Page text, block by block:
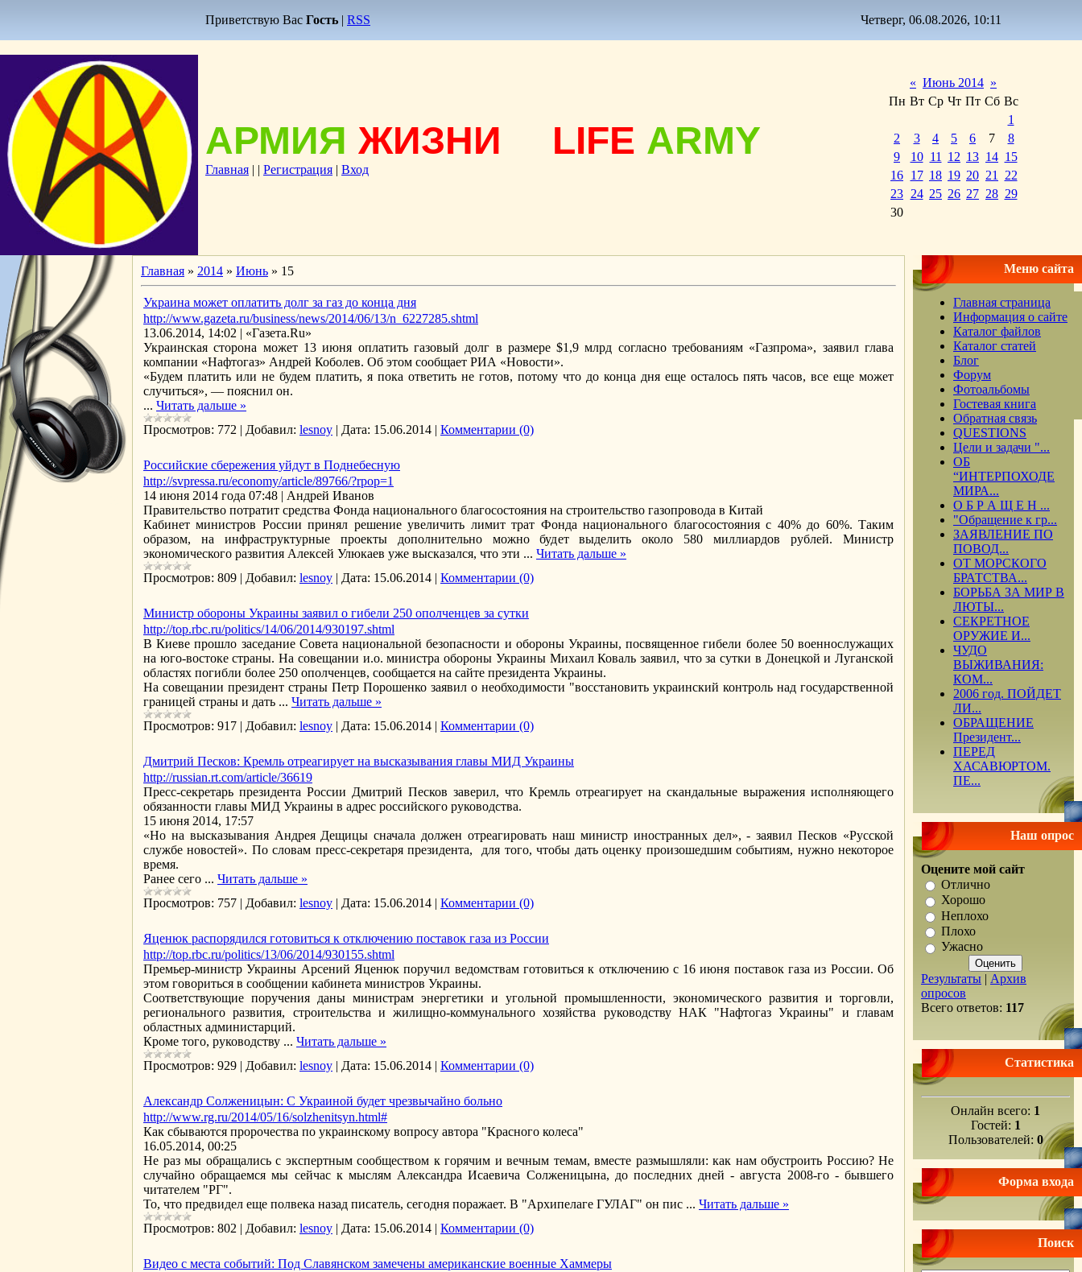
Приветствую Вас Гость | RSS Четверг, 06.08.2026, 10:11
АРМИЯ ЖИЗНИ LIFE ARMY
Главная | | Регистрация | Вход
« Июнь 2014 »
Пн Вт Ср Чт Пт Сб Вс
1
2
3 4 5 6 7
8
9
10 11 12 13 14 15
16 17 18 19 20 21
22
23 24 25 26 27 28 29
30
Главная » 2014 » Июнь » 15
Украина может оплатить долг за газ до конца дня
http://www.gazeta.ru/business/news/2014/06/13/n_6227285.shtml
13.06.2014, 14:02 | «Газета.Ru»
Украинская сторона может 13 июня оплатить газовый долг в размере $1,9 млрд согласно требованиям «Газпрома», заявил глава
компании «Нафтогаз» Андрей Коболев. Об этом сообщает РИА «Новости».
«Будем платить или не будем платить, я пока ответить не готов, потому что до конца дня еще осталось пять часов, все еще может
случиться», — пояснил он.
... Читать дальше »
Просмотров: 772 | Добавил: lesnoy | Дата: 15.06.2014 | Комментарии (0)
Российские сбережения уйдут в Поднебесную
http://svpressa.ru/economy/article/89766/?rpop=1
14 июня 2014 года 07:48 | Андрей Иванов
Правительство потратит средства Фонда национального благосостояния на строительство газопровода в Китай
Кабинет министров России принял решение увеличить лимит трат Фонда национального благосостояния с 40% до 60%. Таким
образом, на инфраструктурные проекты дополнительно можно будет выделить около 580 миллиардов рублей. Министр
экономического развития Алексей Улюкаев уже высказался, что эти ... Читать дальше »
Просмотров: 809 | Добавил: lesnoy | Дата: 15.06.2014 | Комментарии (0)
Министр обороны Украины заявил о гибели 250 ополченцев за сутки
http://top.rbc.ru/politics/14/06/2014/930197.shtml
В Киеве прошло заседание Совета национальной безопасности и обороны Украины, посвященное гибели более 50 военнослужащих
на юго-востоке страны. На совещании и.о. министра обороны Украины Михаил Коваль заявил, что за сутки в Донецкой и Луганской
областях погибли более 250 ополченцев, сообщается на сайте президента Украины.
На совещании президент страны Петр Порошенко заявил о необходимости "восстановить украинский контроль над государственной
границей страны и дать ... Читать дальше »
Просмотров: 917 | Добавил: lesnoy | Дата: 15.06.2014 | Комментарии (0)
Дмитрий Песков: Кремль отреагирует на высказывания главы МИД Украины
http://russian.rt.com/article/36619
Пресс-секретарь президента России Дмитрий Песков заверил, что Кремль отреагирует на скандальные выражения исполняющего
обязанности главы МИД Украины в адрес российского руководства.
15 июня 2014, 17:57
«Но на высказывания Андрея Дещицы сначала должен отреагировать наш министр иностранных дел», - заявил Песков «Русской
службе новостей». По словам пресс-секретаря президента, для того, чтобы дать оценку произошедшим событиям, нужно некоторое
время.
Ранее сего ... Читать дальше »
Просмотров: 757 | Добавил: lesnoy | Дата: 15.06.2014 | Комментарии (0)
Яценюк распорядился готовиться к отключению поставок газа из России
http://top.rbc.ru/politics/13/06/2014/930155.shtml
Премьер-министр Украины Арсений Яценюк поручил ведомствам готовиться к отключению с 16 июня поставок газа из России. Об
этом говориться в сообщении кабинета министров Украины.
Соответствующие поручения даны министрам энергетики и угольной промышленности, экономического развития и торговли,
регионального развития, строительства и жилищно-коммунального хозяйства руководству НАК "Нафтогаз Украины" и главам
областных администарций.
Кроме того, руководству ... Читать дальше »
Просмотров: 929 | Добавил: lesnoy | Дата: 15.06.2014 | Комментарии (0)
Александр Солженицын: С Украиной будет чрезвычайно больно
http://www.rg.ru/2014/05/16/solzhenitsyn.html#
Как сбываются пророчества по украинскому вопросу автора "Красного колеса"
16.05.2014, 00:25
Не раз мы обращались с экспертным сообществом к горячим и вечным темам, вместе размышляли: как нам обустроить Россию? Не
случайно обращаемся мы сейчас к мыслям Александра Исаевича Солженицына, до последних дней - августа 2008-го - бывшего
читателем "РГ".
То, что предвидел еще полвека назад писатель, сегодня поражает. В "Архипелаге ГУЛАГ" он пис ... Читать дальше »
Просмотров: 802 | Добавил: lesnoy | Дата: 15.06.2014 | Комментарии (0)
Видео с места событий: Под Славянском замечены американские военные Хаммеры
Меню сайта
Главная страница
Информация о сайте
Каталог файлов
Каталог статей
Блог
Форум
Фотоальбомы
Гостевая книга
Обратная связь
QUESTIONS
Цели и задачи "...
ОБ
“ИНТЕРПОХОДЕ
МИРА...
О Б Р А Щ Е Н ...
"Обращение к гр...
ЗАЯВЛЕНИЕ ПО
ПОВОД...
ОТ МОРСКОГО
БРАТСТВА...
БОРЬБА ЗА МИР В
ЛЮТЫ...
СЕКРЕТНОЕ
ОРУЖИЕ И...
ЧУДО
ВЫЖИВАНИЯ:
КОМ...
2006 год. ПОЙДЕТ
ЛИ...
ОБРАЩЕНИЕ
Президент...
ПЕРЕД
ХАСАВЮРТОМ.
ПЕ...
Наш опрос
Оцените мой сайт
Отлично
Хорошо
Неплохо
Плохо
Ужасно
Результаты | Архив
опросов
Всего ответов: 117
Статистика
Онлайн всего: 1
Гостей: 1
Пользователей: 0
Форма входа
Поиск